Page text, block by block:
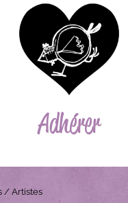
Adhérer
/ Artistes